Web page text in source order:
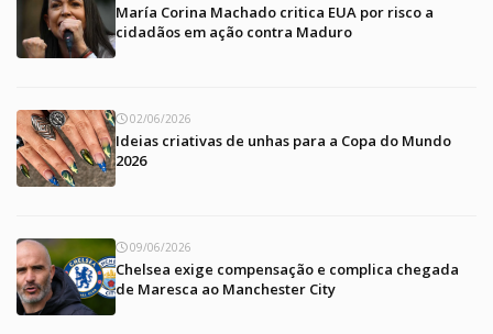
María Corina Machado critica EUA por risco a
cidadãos em ação contra Maduro
02/06/2026
Ideias criativas de unhas para a Copa do Mundo
2026
09/06/2026
Chelsea exige compensação e complica chegada
de Maresca ao Manchester City